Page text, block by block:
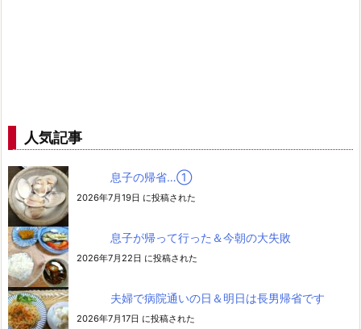
人気記事
息子の帰省…➀
2026年7月19日 に投稿された
息子が帰って行った＆今朝の大失敗
2026年7月22日 に投稿された
夫婦で病院通いの日＆明日は長男帰省です
2026年7月17日 に投稿された